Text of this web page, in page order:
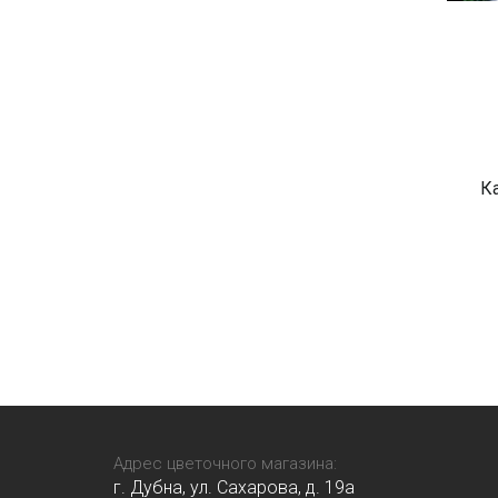
Адрес цветочного магазина:
г. Дубна, ул. Сахарова, д. 19a